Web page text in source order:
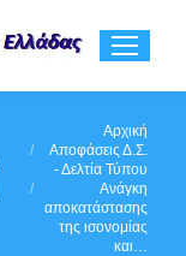
You are here:Αρχική
Αποφάσεις Δ.Σ.
- Δελτία Τύπου
Ανάγκη
αποκατάστασης
της ισονομίας
και…